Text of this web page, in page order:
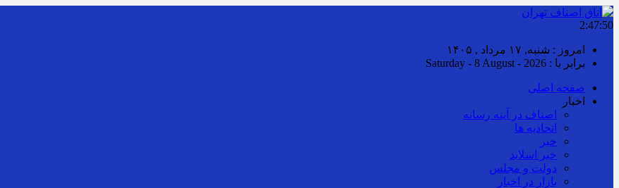
2:47:50
امروز : شنبه, ۱۷ مرداد , ۱۴۰۵
برابر با : Saturday - 8 August - 2026
صفحه اصلی
اخبار
اصناف در آینه رسانه
اتحادیه ها
خبر
خبر اسلايد
دولت و مجلس
بازار در اخبار